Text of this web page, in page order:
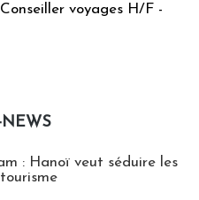
voyages H/F -
NEWS
: Hanoï veut séduire les